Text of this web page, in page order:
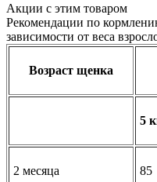
Акции с этим товаром
Рекомендации по
зависимости от веса
Возраст щенка
5
2 месяца 85